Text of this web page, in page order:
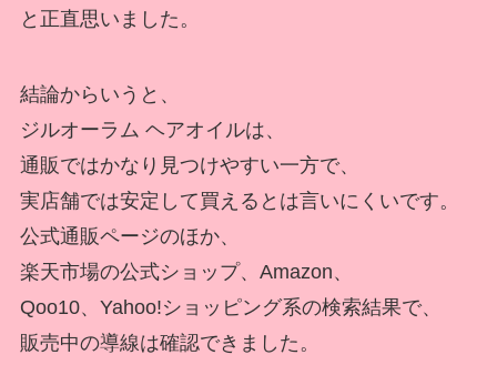
と正直思いました。
結論からいうと、
ジルオーラム ヘアオイルは、
通販ではかなり見つけやすい一方で、
実店舗では安定して買えるとは言いにくいです。
公式通販ページのほか、
楽天市場の公式ショップ、Amazon、
Qoo10、Yahoo!ショッピング系の検索結果で、
販売中の導線は確認できました。